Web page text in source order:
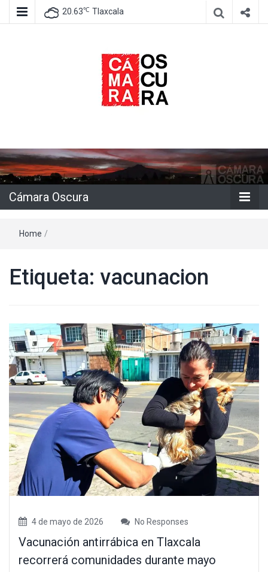
20.63℃ Tlaxcala
Cámara
Oscura
Cámara Oscura
Home /
Etiqueta: vacunacion
4 de mayo de 2026 No Responses
Vacunación antirrábica en Tlaxcala
recorrerá comunidades durante mayo